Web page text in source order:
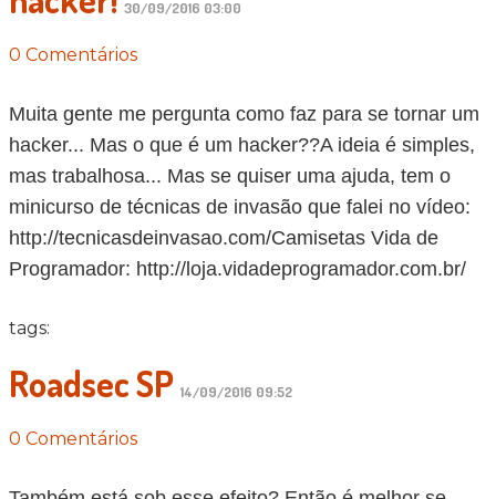
30/09/2016 03:00
0 Comentários
Muita gente me pergunta como faz para se tornar um
hacker... Mas o que é um hacker??A ideia é simples,
mas trabalhosa... Mas se quiser uma ajuda, tem o
minicurso de técnicas de invasão que falei no vídeo:
http://tecnicasdeinvasao.com/Camisetas Vida de
Programador: http://loja.vidadeprogramador.com.br/
tags:
Roadsec SP 14/09/2016 09:52
0 Comentários